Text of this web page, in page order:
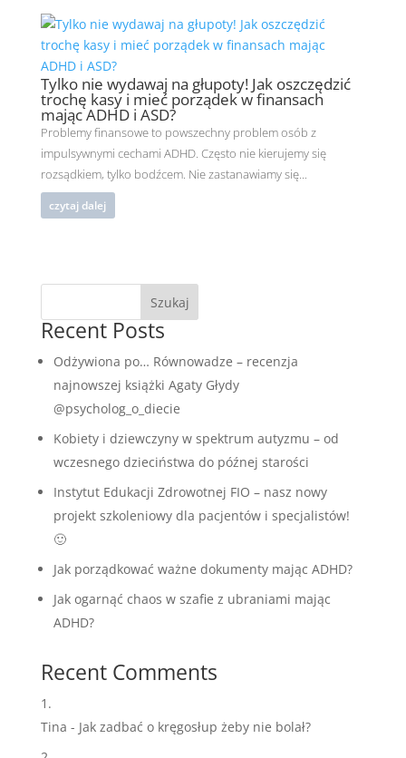
Tylko nie wydawaj na głupoty! Jak oszczędzić
trochę kasy i mieć porządek w finansach
mając ADHD i ASD?
Problemy finansowe to powszechny problem osób z
impulsywnymi cechami ADHD. Często nie kierujemy się
rozsądkiem, tylko bodźcem. Nie zastanawiamy się...
czytaj dalej
Szukaj
Recent Posts
Odżywiona po… Równowadze – recenzja
najnowszej książki Agaty Głydy
@psycholog_o_diecie
Kobiety i dziewczyny w spektrum autyzmu – od
wczesnego dzieciństwa do późnej starości
Instytut Edukacji Zdrowotnej FIO – nasz nowy
projekt szkoleniowy dla pacjentów i specjalistów!
🙂
Jak porządkować ważne dokumenty mając ADHD?
Jak ogarnąć chaos w szafie z ubraniami mając
ADHD?
Recent Comments
Tina - Jak zadbać o kręgosłup żeby nie bolał?